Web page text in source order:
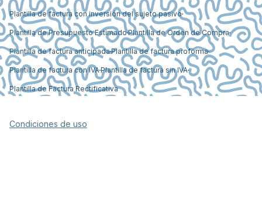
Plantilla de factura con inversión del sujeto pasivo
Plantilla de Presupuesto EstimadoPlantilla de Orden de Compra
Plantilla de factura anticipadaPlantilla de factura proforma
Plantilla de factura con IVA Plantilla de factura sin IVA
Plantilla de Factura Rectificativa
Condiciones de uso